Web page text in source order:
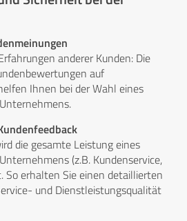
anderer Kunden: Die
auf
Ihnen bei der Wahl eines
die gesamte Leistung eines
(z.B. Kundenservice,
So erhalten Sie einen detaillierten
und Dienstleistungsqualität